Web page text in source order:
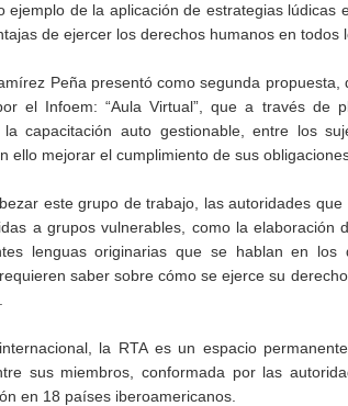
de la aplicación de estrategias
de ejercer los derechos humanos en todos
Peña presentó como segunda
el Infoem: “Aula Virtual”, que a través de
capacitación auto gestionable, entre los
ello mejorar el cumplimiento de sus
este grupo de trabajo, las autoridades
a grupos vulnerables, como la
lenguas originarias que se hablan en
saber sobre cómo se ejerce su
la RTA es un espacio
sus miembros, conformada por las
en 18 países iberoamericanos.